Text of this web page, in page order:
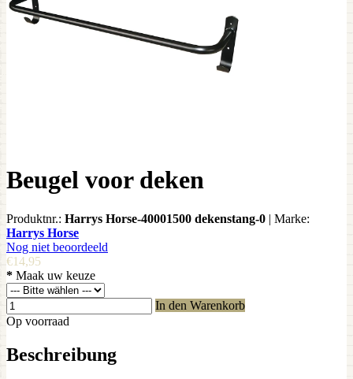
Beugel voor deken
Produktnr.: Harrys Horse-40001500 dekenstang-0 | Marke:
Harrys Horse
Nog niet beoordeeld
€14,95
* Maak uw keuze
In den Warenkorb
Op voorraad
Beschreibung